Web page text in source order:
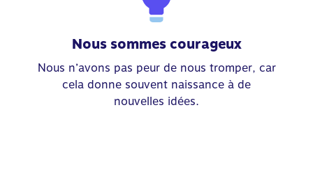
Nous sommes courageux
Nous n’avons pas peur de nous tromper, car
cela donne souvent naissance à de
nouvelles idées.